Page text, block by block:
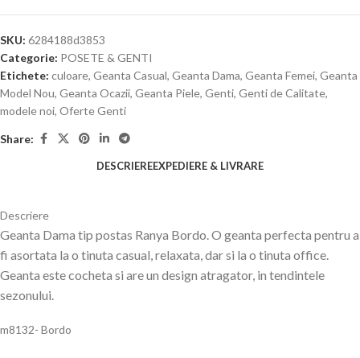
SKU: 6284188d3853
Categorie: POSETE & GENTI
Etichete: culoare, Geanta Casual, Geanta Dama, Geanta Femei, Geanta
Model Nou, Geanta Ocazii, Geanta Piele, Genti, Genti de Calitate,
modele noi, Oferte Genti
Share:
DESCRIEREEXPEDIERE & LIVRARE
Descriere
Geanta Dama tip postas Ranya Bordo. O geanta perfecta pentru a
fi asortata la o tinuta casual, relaxata, dar si la o tinuta office.
Geanta este cocheta si are un design atragator, in tendintele
sezonului.
m8132- Bordo